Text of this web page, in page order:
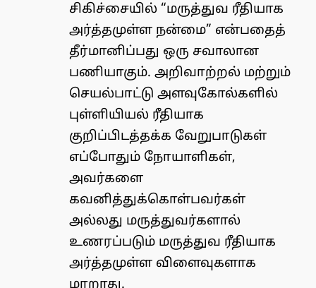
சிகிச்சையில் “மருத்துவ ரீதியாக
அர்த்தமுள்ள நன்மை” என்பதைத்
தீர்மானிப்பது ஒரு சவாலான
பணியாகும். அறிவாற்றல் மற்றும்
செயல்பாட்டு அளவுகோல்களில்
புள்ளியியல் ரீதியாக
குறிப்பிடத்தக்க வேறுபாடுகள்
எப்போதும் நோயாளிகள்,
அவர்களை
கவனித்துக்கொள்பவர்கள்
அல்லது மருத்துவர்களால்
உணரப்படும் மருத்துவ ரீதியாக
அர்த்தமுள்ள விளைவுகளாக
மாறாது.